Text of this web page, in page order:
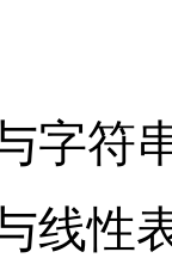
字符
线性